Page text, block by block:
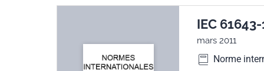
IEC
mars 2011
Norme